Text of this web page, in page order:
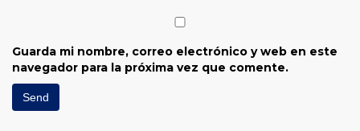
Guarda mi nombre, correo electrónico y web en este
navegador para la próxima vez que comente.